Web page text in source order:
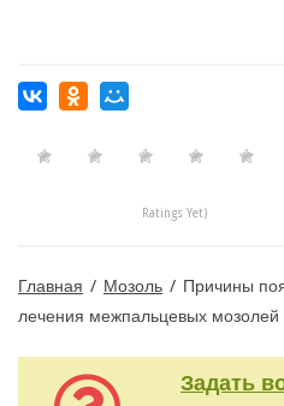
Ratings Yet)
Главная / Мозоль / Причины
лечения межпальцевых мозолей
Задать